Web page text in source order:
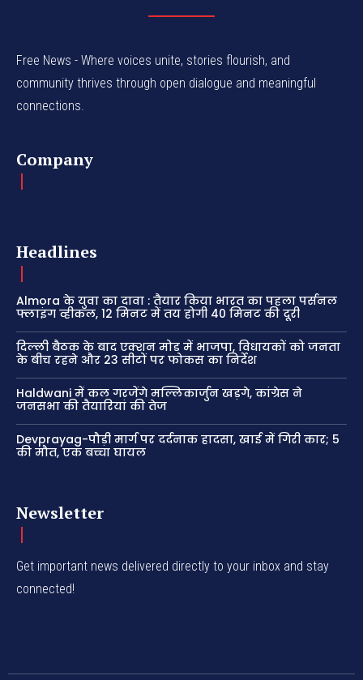
Free News - Where voices unite, stories flourish, and
community thrives through open dialogue and meaningful
connections.
Company
Headlines
Almora के युवा का दावा : तैयार किया भारत का पहला पर्सनल
फ्लाइंग व्हीकल, 12 मिनट में तय होगी 40 मिनट की दूरी
दिल्ली बैठक के बाद एक्शन मोड में भाजपा, विधायकों को जनता
के बीच रहने और 23 सीटों पर फोकस का निर्देश
Haldwani में कल गरजेंगे मल्लिकार्जुन खड़गे, कांग्रेस ने
जनसभा की तैयारियां की तेज
Devprayag-पौड़ी मार्ग पर दर्दनाक हादसा, खाई में गिरी कार; 5
की मौत, एक बच्चा घायल
Newsletter
Get important news delivered directly to your inbox and stay
connected!